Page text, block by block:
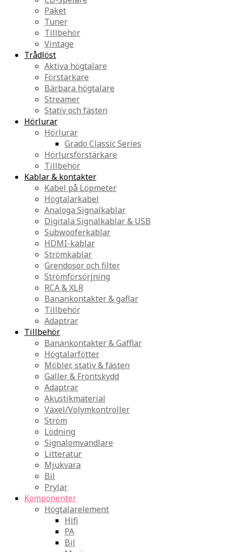
Paket
Tuner
Tillbehör
Vintage
Trådlöst
Aktiva högtalare
Förstärkare
Bärbara högtalare
Streamer
Stativ och fästen
Hörlurar
Hörlurar
Grado Classic Series
Hörlursförstärkare
Tillbehör
Kablar & kontakter
Kabel på Löpmeter
Högtalarkabel
Analoga Signalkablar
Digitala Signalkablar & USB
Subwooferkablar
HDMI-kablar
Strömkablar
Grendosor och filter
Strömförsörjning
RCA & XLR
Banankontakter & gaflar
Tillbehör
Adaptrar
Tillbehör
Banankontakter & Gafflar
Högtalarfötter
Möbler, stativ & fästen
Galler & Frontskydd
Adaptrar
Akustikmaterial
Växel/Volymkontroller
Ström
Lödning
Signalomvandlare
Litteratur
Mjukvara
Bil
Prylar
Komponenter
Högtalarelement
Hifi
PA
Bil